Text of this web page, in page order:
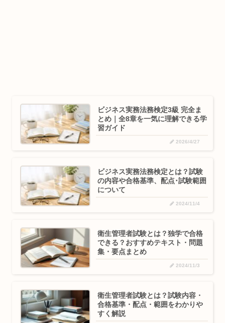
ビジネス実務法務検定3級 完全ま
とめ｜全8章を一気に理解できる学
習ガイド
2026/4/27
ビジネス実務法務検定とは？試験
の内容や合格基準、配点･試験範囲
について
2024/11/4
衛生管理者試験とは？独学で合格
できる？おすすめテキスト・問題
集・要点まとめ
2024/11/3
衛生管理者試験とは？試験内容・
合格基準・配点・範囲をわかりや
すく解説